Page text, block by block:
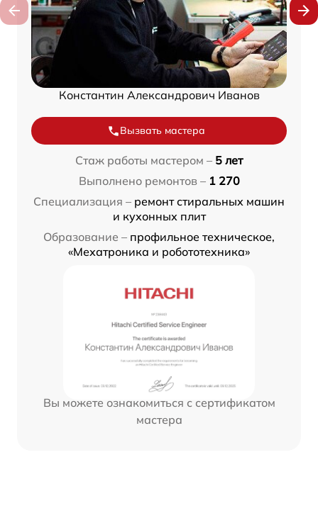
Константин Александрович Иванов
Вызвать мастера
Стаж работы мастером – 5 лет
Выполнено ремонтов – 1 270
Специализация – ремонт стиральных машин
и кухонных плит
Образование – профильное техническое,
«Мехатроника и робототехника»
Вы можете ознакомиться с сертификатом
мастера